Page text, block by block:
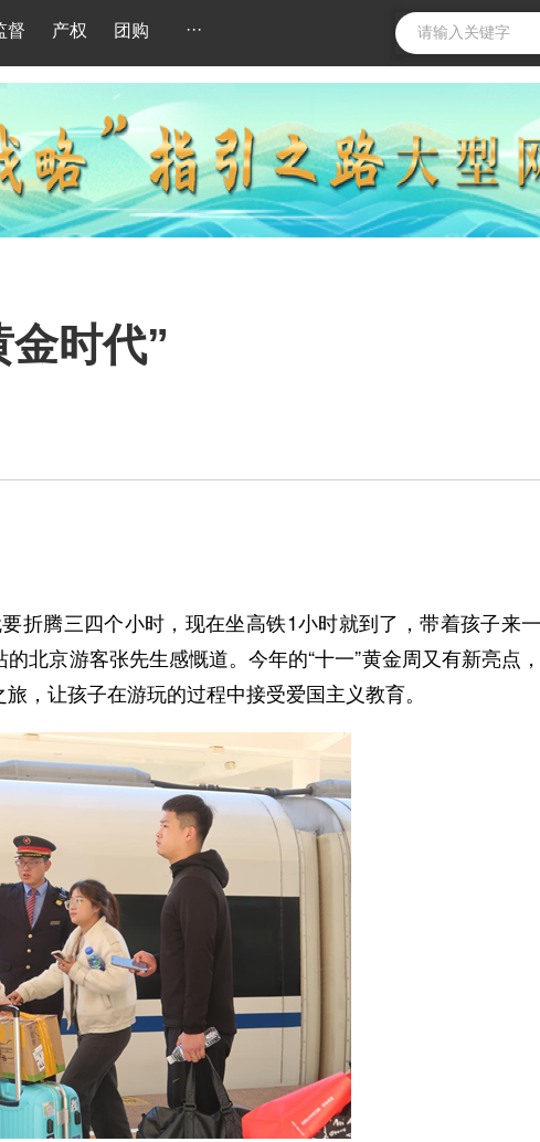
督 产权 团购 ···
时代”
折腾三四个小时，现在坐高铁1小时就到了，带着孩子来一
北京游客张先生感慨道。今年的“十一”黄金周又有新亮点，
，让孩子在游玩的过程中接受爱国主义教育。